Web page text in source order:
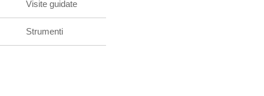
Visite guidate
Strumenti